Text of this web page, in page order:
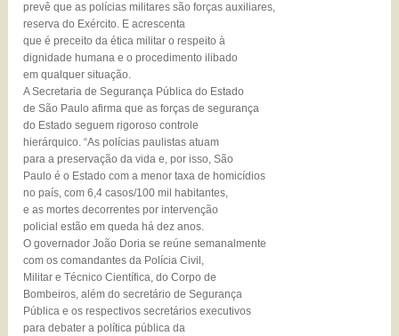
prevê que as polícias militares são forças auxiliares,
reserva do Exército. E acrescenta
que é preceito da ética militar o respeito à
dignidade humana e o procedimento ilibado
em qualquer situação.
A Secretaria de Segurança Pública do Estado
de São Paulo afirma que as forças de segurança
do Estado seguem rigoroso controle
hierárquico. “As polícias paulistas atuam
para a preservação da vida e, por isso, São
Paulo é o Estado com a menor taxa de homicídios
no país, com 6,4 casos/100 mil habitantes,
e as mortes decorrentes por intervenção
policial estão em queda há dez anos.
O governador João Doria se reúne semanalmente
com os comandantes da Polícia Civil,
Militar e Técnico Científica, do Corpo de
Bombeiros, além do secretário de Segurança
Pública e os respectivos secretários executivos
para debater a política pública da